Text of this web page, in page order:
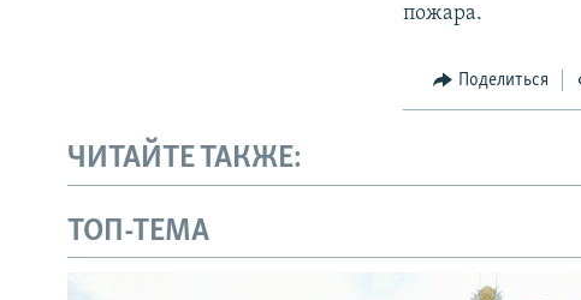
пожара.
Поделиться
ЧИТАЙТЕ ТАКЖЕ:
ТОП-ТЕМА